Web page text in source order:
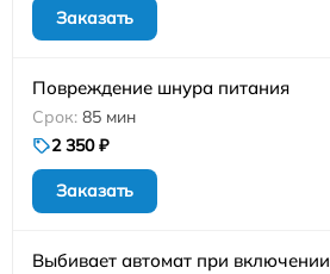
Заказать
Повреждение шнура питания
85 мин
2 350 ₽
Заказать
Выбивает автомат при включении